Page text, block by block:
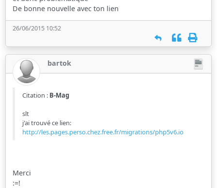
De bonne nouvelle avec ton lien
26/06/2015 10:52
bartok
Citation : B-Mag
slt
j'ai trouvé ce lien:
http://les.pages.perso.chez.free.fr/migrations/php5v6.io
Merci
:=!